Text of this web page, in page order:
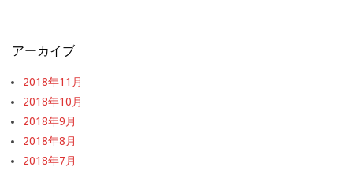
アーカイブ
2018年11月
2018年10月
2018年9月
2018年8月
2018年7月